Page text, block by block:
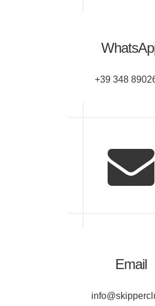
+39 348
Email